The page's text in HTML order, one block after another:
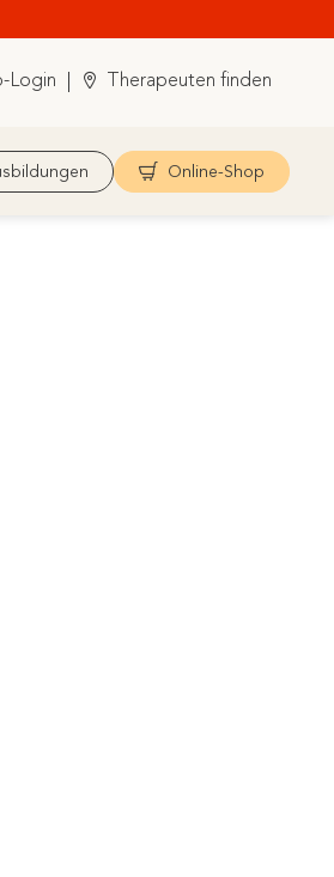
Login Therapeuten finden
Online-Shop